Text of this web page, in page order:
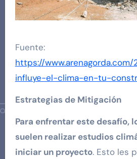
Fuente:
https://www.arenagorda.com/
influye-el-clima-en-tu-
Estrategias de Mitigación
Para enfrentar este desafío,
suelen realizar estudios
iniciar un proyecto. Esto les